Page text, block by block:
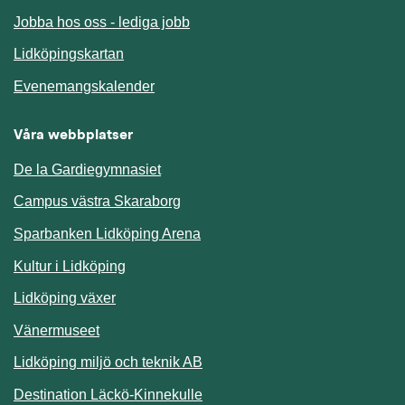
Jobba hos oss - lediga jobb
Lidköpingskartan
EvenemangskalenderLänk till annan webbplats.
Våra webbplatser
De la Gardiegymnasiet
Campus västra Skaraborg
Sparbanken Lidköping Arena
Kultur i Lidköping
Lidköping växer
Vänermuseet
Lidköping miljö och teknik AB
Destination Läckö-KinnekulleLänk till annan webbplats.